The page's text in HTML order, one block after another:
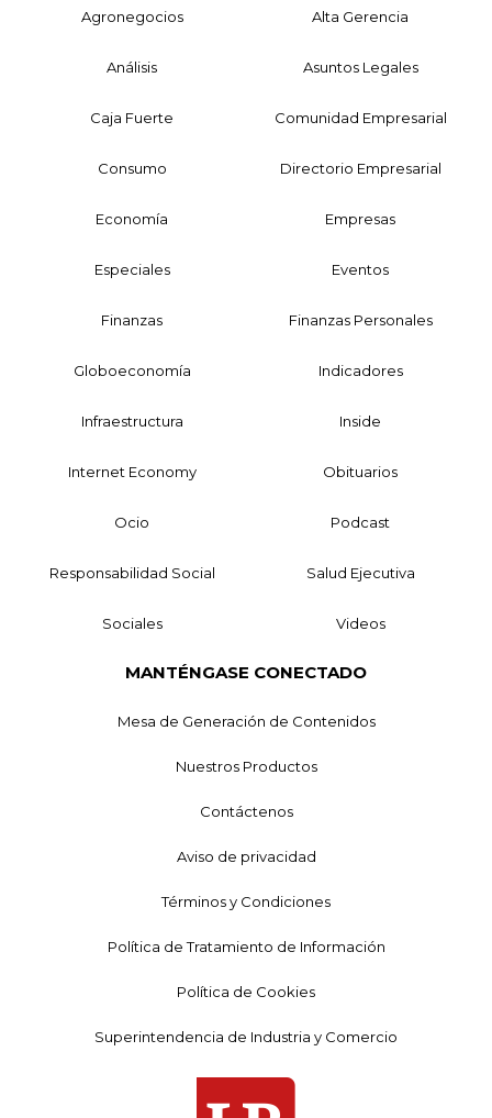
Agronegocios Alta Gerencia
Análisis Asuntos Legales
Caja Fuerte Comunidad Empresarial
Consumo Directorio Empresarial
Economía Empresas
Especiales Eventos
Finanzas Finanzas Personales
Globoeconomía Indicadores
Infraestructura Inside
Internet Economy Obituarios
Ocio Podcast
Responsabilidad Social Salud Ejecutiva
Sociales Videos
MANTÉNGASE CONECTADO
Mesa de Generación de Contenidos
Nuestros Productos
Contáctenos
Aviso de privacidad
Términos y Condiciones
Política de Tratamiento de Información
Política de Cookies
Superintendencia de Industria y Comercio